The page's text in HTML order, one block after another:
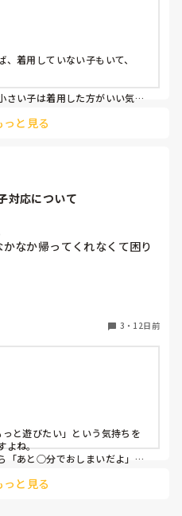
が、皆様の園では夏も肌着を
聞いてみたくなりました。
着用していない子もいて、
さい子は着用した方がいい気が
と見る
対応について
なか帰ってくれなくて困り
ったみたいなのでそれをやっ
に閉所時間15分も過ぎてるし
止まらず、最後の最後でや
ていったのですが、どうすれ
3 ・ 12日前
と遊びたい」という気持ちを
よね。
「あと○分でおしまいだよ」
す。それでも難しい時は、「帰
と見る